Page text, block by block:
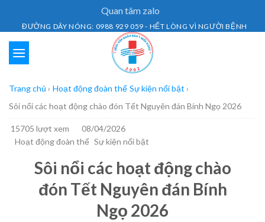
Quan tâm zalo
ĐƯỜNG DÂY NÓNG: 0988 929 059 - HẾT LÒNG VÌ NGƯỜI BỆNH
Trang chủ › Hoạt động đoàn thể Sự kiện nổi bật ›
Sôi nổi các hoạt động chào đón Tết Nguyên đán Bính Ngọ 2026
15705 lượt xem
08/04/2026
Hoạt động đoàn thể Sự kiện nổi bật
Sôi nổi các hoạt động chào
đón Tết Nguyên đán Bính
Ngọ 2026